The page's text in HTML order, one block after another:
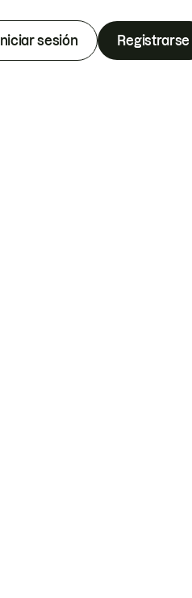
Iniciar sesión Registrarse